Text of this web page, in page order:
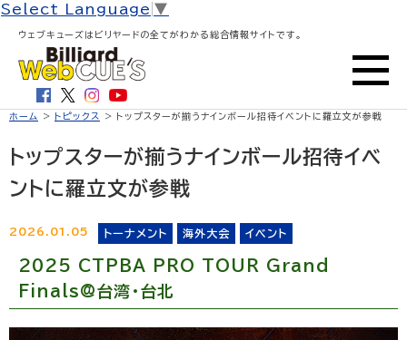
Select Language ▼
ウェブキューズはビリヤードの全てがわかる総合情報サイトです。
ホーム > トピックス > トップスターが揃うナインボール招待イベントに羅立文が参戦
トップスターが揃うナインボール招待イベ
ントに羅立文が参戦
2026.01.05 トーナメント 海外大会 イベント
2025 CTPBA PRO TOUR Grand
Finals@台湾・台北